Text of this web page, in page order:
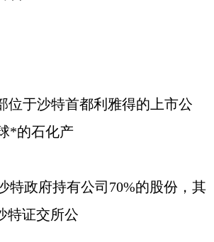
位于沙特首都利雅得的上市公
*的石化产
特政府持有公司 70%的股份，其
特证交所公